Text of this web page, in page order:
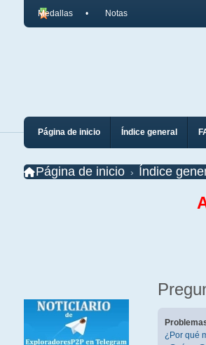
Medallas Notas
Página de inicio Índice general
Página de inicio Índice
¿Por qué